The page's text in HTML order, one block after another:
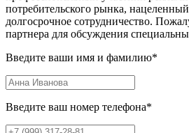
потребительского рынка,
долгосрочное сотрудничество.
партнера для обсуждения
Введите ваши имя и фамилию*
Введите ваш номер телефона*